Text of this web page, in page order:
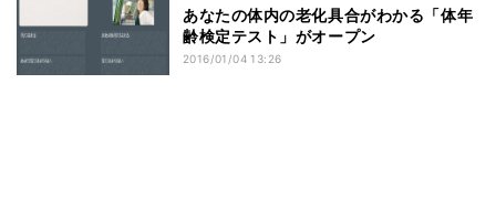
あなたの体内の老化具合がわかる「体年
齢検定テスト」がオープン
2016/01/04 13:26